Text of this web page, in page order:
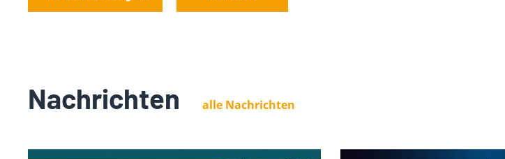
Nachrichten alle Nachrichten